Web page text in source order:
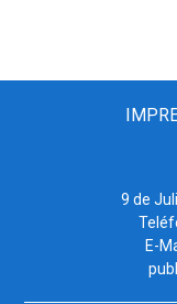
9 de
E-